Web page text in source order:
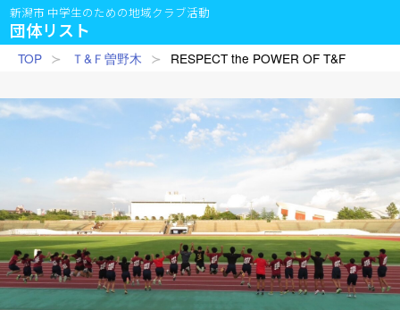
新潟市 中学生のための地域クラブ活動
団体リスト
TOP Ｔ&Ｆ曽野木 RESPECT the POWER OF T&F